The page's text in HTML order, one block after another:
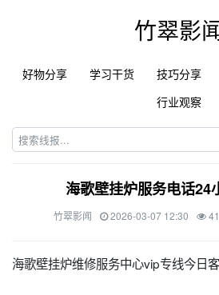
竹翠影
好物分享 学习干货 技巧分享
行业观察
海歌壁挂炉服务电话24
竹翠影闻 2026-03-07 12:30
海歌壁挂炉维修服务中心vip专线今日